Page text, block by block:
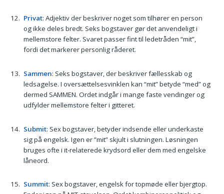
Privat: Adjektiv der beskriver noget som tilhører en person
og ikke deles bredt. Seks bogstaver gør det anvendeligt i
mellemstore felter. Svaret passer fint til ledetråden “mit”,
fordi det markerer personlig råderet.
Sammen: Seks bogstaver, der beskriver fællesskab og
ledsagelse. I oversættelsesvinklen kan “mit” betyde “med” og
dermed SAMMEN. Ordet indgår i mange faste vendinger og
udfylder mellemstore felter i gitteret.
Submit: Sex bogstaver, betyder indsende eller underkaste
sig på engelsk. Igen er ”mit” skjult i slutningen. Løsningen
bruges ofte i it-relaterede krydsord eller dem med engelske
låneord.
Summit: Sex bogstaver, engelsk for topmøde eller bjergtop.